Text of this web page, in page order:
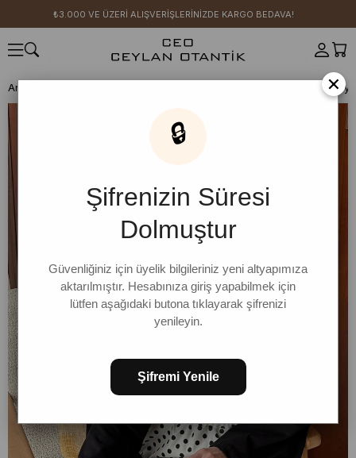
₺3.000 VE ÜZERİ ALIŞVERİŞLERİNİZDE KARGO BEDAVA!
Anasayfa Siyah Süprem Basic Body
×
🔒
Şifrenizin Süresi
Dolmuştur
Güvenliğiniz için üyelik bilgileriniz yeni altyapımıza
aktarılmıştır. Hesabınıza giriş yapabilmek için
lütfen aşağıdaki butona tıklayarak şifrenizi
yenileyin.
Şifremi Yenile